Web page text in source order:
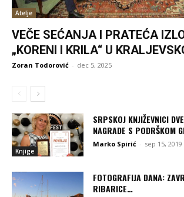
Atelje
VEČE SEĆANJA I PRATEĆA
„KORENI I KRILA“ U
Zoran Todorović - dec 5, 2025
Knjige
SRPSKOJ KNJIŽEVNICI
NAGRADE S PODRŠKOM
Marko Spirić - sep 15, 2019
FOTOGRAFIJA DANA:
RIBARICE…